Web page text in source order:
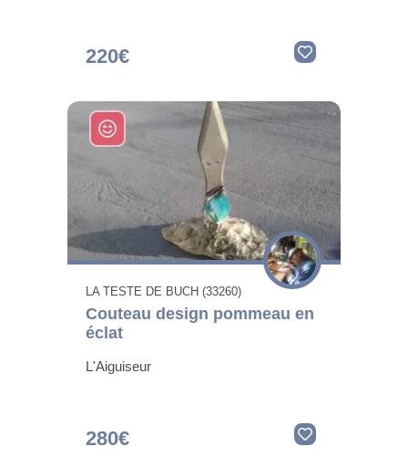
220€
LA TESTE DE BUCH (33260)
Couteau design pommeau en
éclat
L'Aiguiseur
280€